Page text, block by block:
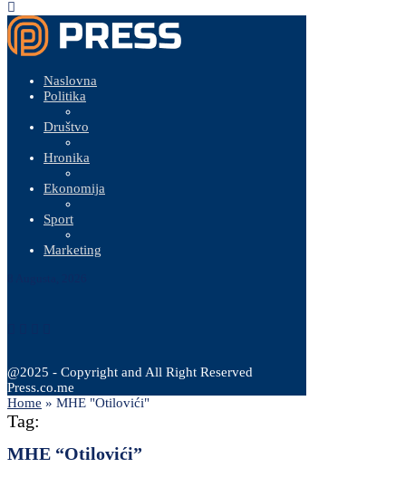
Naslovna
Politika
Društvo
Hronika
Ekonomija
Sport
Marketing
@2025 - Copyright and All Right Reserved
Press.co.me
Home » MHE "Otilovići"
Tag:
MHE “Otilovići”